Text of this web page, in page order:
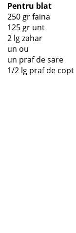
Pentru blat
250 gr faina
125 gr unt
2 lg zahar
un ou
un praf de sare
1/2 lg praf de copt